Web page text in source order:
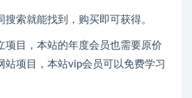
索就能找到，购买即可获得。
项目，本站的年度会员也需要原价
站项目，本站vip会员可以免费学习